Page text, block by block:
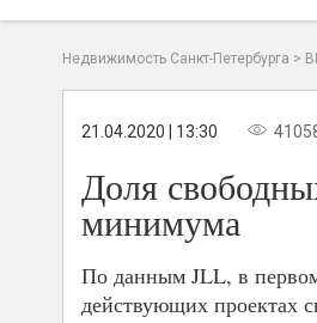
Недвижимость Санкт-Петербурга >
21.04.2020 | 13:30
Доля
минимума
По данным JLL, в первом
действующих проектах